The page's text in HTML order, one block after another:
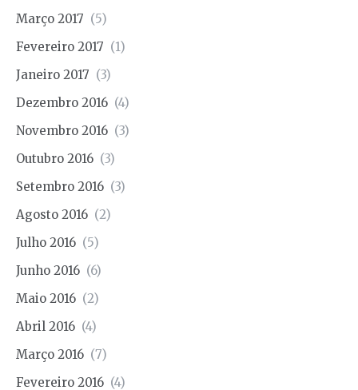
Março 2017 (5)
Fevereiro 2017 (1)
Janeiro 2017 (3)
Dezembro 2016 (4)
Novembro 2016 (3)
Outubro 2016 (3)
Setembro 2016 (3)
Agosto 2016 (2)
Julho 2016 (5)
Junho 2016 (6)
Maio 2016 (2)
Abril 2016 (4)
Março 2016 (7)
Fevereiro 2016 (4)